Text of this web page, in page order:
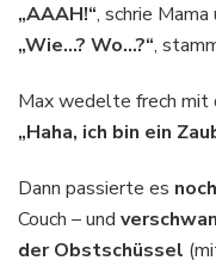
„AAAH!“, schrie
„Wie…? Wo…?“,
Max wedelte frech mit
„Haha, ich bin ein
Dann passierte es
Couch – und
der Obstschüssel